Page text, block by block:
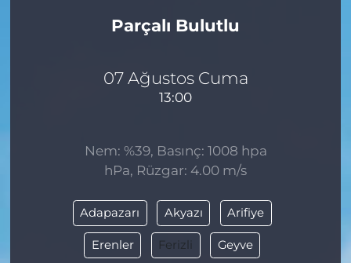
Parçalı Bulutlu
07 Ağustos Cuma
13:00
Nem: %39, Basınç: 1008 hpa
hPa, Rüzgar: 4.00 m/s
Adapazarı Akyazı Arifiye
Erenler Ferizli Geyve